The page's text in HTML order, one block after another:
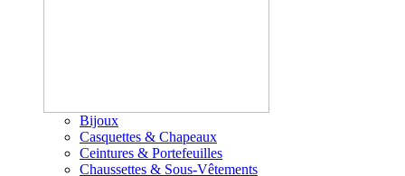
Bijoux
Casquettes & Chapeaux
Ceintures & Portefeuilles
Chaussettes & Sous-Vêtements